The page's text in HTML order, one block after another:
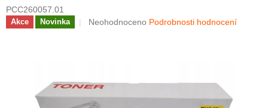
PCC260057.01
Akce Novinka Průměrné hodnocení produktu je 0,0 z 5
Neohodnoceno Podrobnosti hodnocení